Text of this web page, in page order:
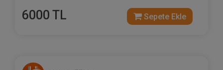
6000 TL Sepete Ekle